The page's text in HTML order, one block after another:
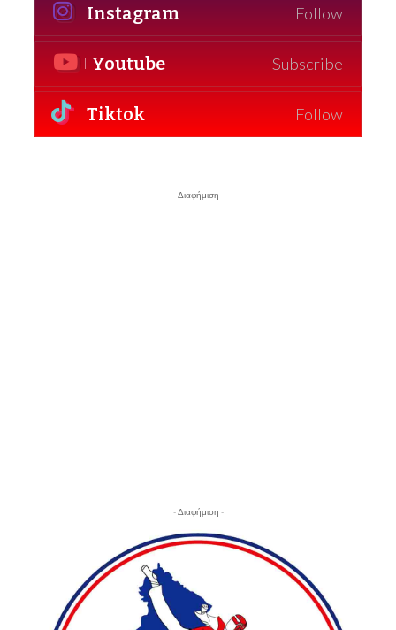
Instagram Follow
Youtube Subscribe
Tiktok Follow
- Διαφήμιση -
- Διαφήμιση -